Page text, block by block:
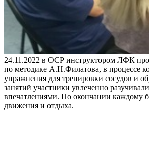
24.11.2022 в ОСР инструктором ЛФК
по методике А.Н.Филатова, в процессе
упражнения для тренировки сосудов и
занятий участники увлеченно
впечатлениями. По окончании каждому
движения и отдыха.